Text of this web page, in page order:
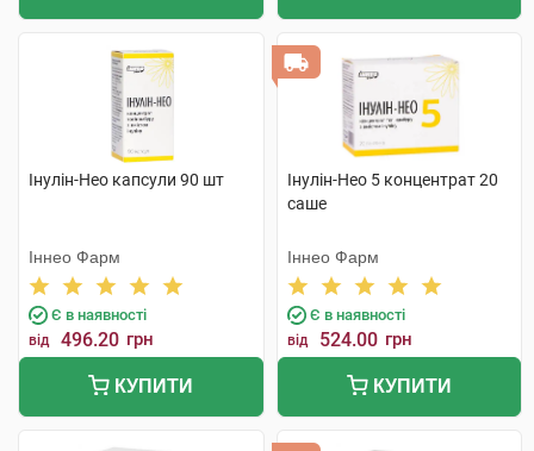
Інулін-Нео капсули 90 шт
Іннео Фарм
Є в наявності
від 496.20 грн
КУПИТИ
Інулін-Нео 5 концентрат 20
саше
Іннео Фарм
Є в наявності
від 524.00 грн
КУПИТИ